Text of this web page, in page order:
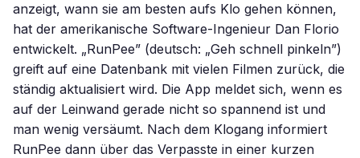
anzeigt, wann sie am besten aufs Klo gehen können,
hat der amerikanische Software-Ingenieur Dan Florio
entwickelt. „RunPee” (deutsch: „Geh schnell pinkeln”)
greift auf eine Datenbank mit vielen Filmen zurück, die
ständig aktualisiert wird. Die App meldet sich, wenn es
auf der Leinwand gerade nicht so spannend ist und
man wenig versäumt. Nach dem Klogang informiert
RunPee dann über das Verpasste in einer kurzen